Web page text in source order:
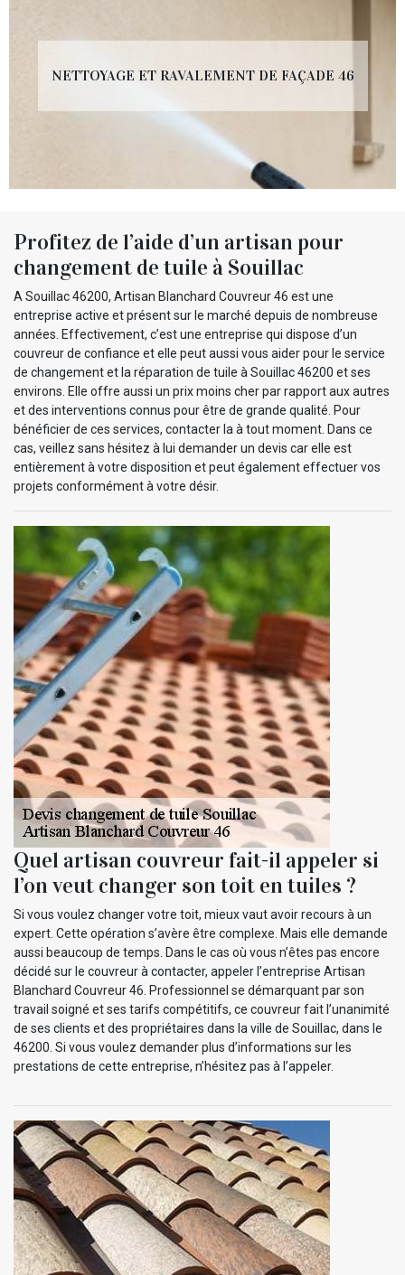
NETTOYAGE ET RAVALEMENT DE FAÇADE 46
Profitez de l’aide d’un artisan pour
changement de tuile à Souillac
A Souillac 46200, Artisan Blanchard Couvreur 46 est une
entreprise active et présent sur le marché depuis de nombreuse
années. Effectivement, c’est une entreprise qui dispose d’un
couvreur de confiance et elle peut aussi vous aider pour le service
de changement et la réparation de tuile à Souillac 46200 et ses
environs. Elle offre aussi un prix moins cher par rapport aux autres
et des interventions connus pour être de grande qualité. Pour
bénéficier de ces services, contacter la à tout moment. Dans ce
cas, veillez sans hésitez à lui demander un devis car elle est
entièrement à votre disposition et peut également effectuer vos
projets conformément à votre désir.
Quel artisan couvreur fait-il appeler si
l’on veut changer son toit en tuiles ?
Si vous voulez changer votre toit, mieux vaut avoir recours à un
expert. Cette opération s’avère être complexe. Mais elle demande
aussi beaucoup de temps. Dans le cas où vous n’êtes pas encore
décidé sur le couvreur à contacter, appeler l’entreprise Artisan
Blanchard Couvreur 46. Professionnel se démarquant par son
travail soigné et ses tarifs compétitifs, ce couvreur fait l’unanimité
de ses clients et des propriétaires dans la ville de Souillac, dans le
46200. Si vous voulez demander plus d’informations sur les
prestations de cette entreprise, n’hésitez pas à l’appeler.